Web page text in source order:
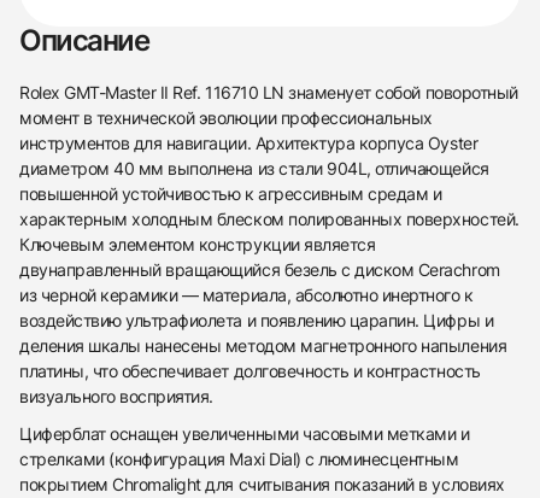
Описание
Rolex GMT-Master II Ref. 116710 LN знаменует собой поворотный
момент в технической эволюции профессиональных
инструментов для навигации. Архитектура корпуса Oyster
диаметром 40 мм выполнена из стали 904L, отличающейся
повышенной устойчивостью к агрессивным средам и
характерным холодным блеском полированных поверхностей.
Ключевым элементом конструкции является
двунаправленный вращающийся безель с диском Cerachrom
из черной керамики — материала, абсолютно инертного к
воздействию ультрафиолета и появлению царапин. Цифры и
деления шкалы нанесены методом магнетронного напыления
платины, что обеспечивает долговечность и контрастность
визуального восприятия.
Циферблат оснащен увеличенными часовыми метками и
стрелками (конфигурация Maxi Dial) с люминесцентным
покрытием Chromalight для считывания показаний в условиях